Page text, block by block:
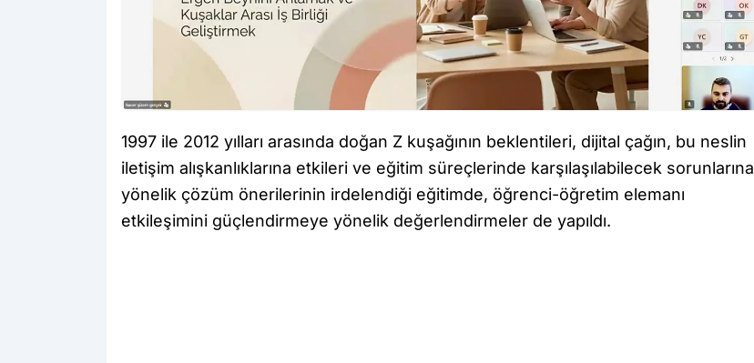
1997 ile 2012 yılları arasında doğan Z kuşağının beklentileri, dijital çağın, bu neslin
iletişim alışkanlıklarına etkileri ve eğitim süreçlerinde karşılaşılabilecek sorunlarına
yönelik çözüm önerilerinin irdelendiği eğitimde, öğrenci-öğretim elemanı
etkileşimini güçlendirmeye yönelik değerlendirmeler de yapıldı.